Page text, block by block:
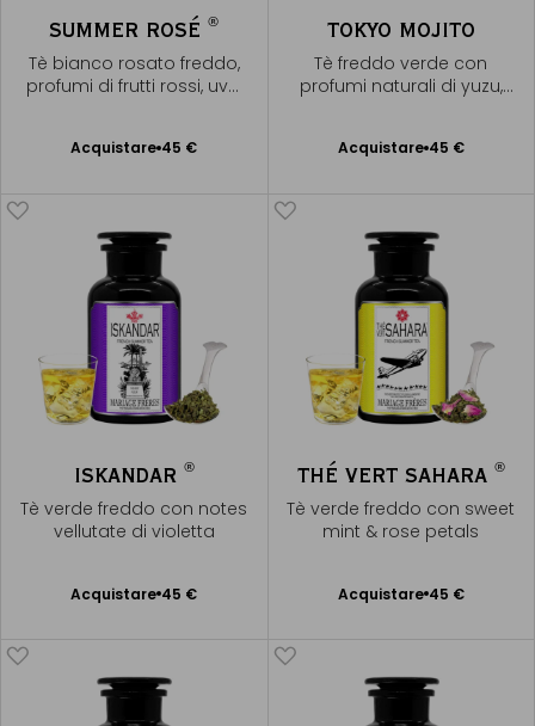
SUMMER ROSÉ®
Tè bianco rosato freddo,
profumi di frutti rossi, uva,
Acquistare 45 €
Aggiungere
TOKYO MOJITO
Tè freddo verde con
profumi naturali di yuzu,
Acquistare 45 €
Aggiungere
ISKANDAR ®
Tè verde freddo con notes
vellutate di violetta
Acquistare 45 €
Aggiungere
THÉ VERT SAHARA ®
Tè verde freddo con sweet
mint & rose petals
Acquistare 45 €
Aggiungere